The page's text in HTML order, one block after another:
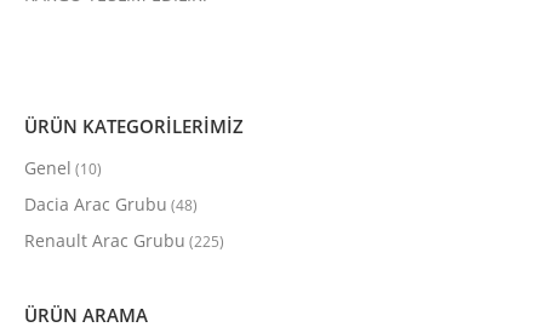
ÜRÜN KATEGORİLERİMİZ
Genel (10)
Dacia Arac Grubu (48)
Renault Arac Grubu (225)
ÜRÜN ARAMA